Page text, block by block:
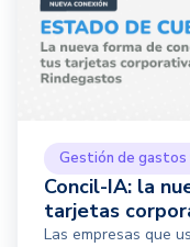
Gestión de gastos
Concil-IA: la
tarjetas
Las empresas que